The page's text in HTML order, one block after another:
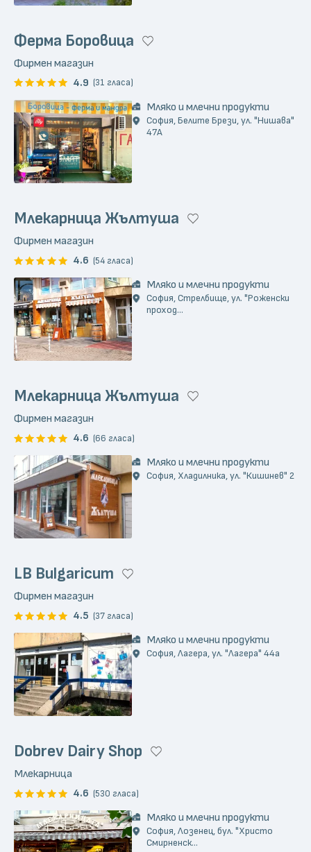
Ферма Боровица
Фирмен магазин
4.9 (31 гласа)
Мляко и млечни продукти
София, Белите Брези, ул. "Нишава"
47А
Млекарница Жълтуша
Фирмен магазин
4.6 (54 гласа)
Мляко и млечни продукти
София, Стрелбище, ул. "Роженски
проход...
Млекарница Жълтуша
Фирмен магазин
4.6 (66 гласа)
Мляко и млечни продукти
София, Хладилника, ул. "Кишинев" 2
LB Bulgaricum
Фирмен магазин
4.5 (37 гласа)
Мляко и млечни продукти
София, Лагера, ул. "Лагера" 44а
Dobrev Dairy Shop
Млекарница
4.6 (530 гласа)
Мляко и млечни продукти
София, Лозенец, бул. "Христо
Смирненск...